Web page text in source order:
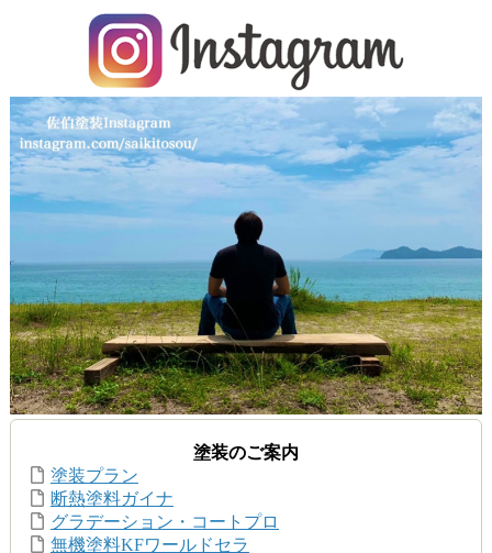
塗装のご案内
塗装プラン
断熱塗料ガイナ
グラデーション・コートプロ
無機塗料KFワールドセラ